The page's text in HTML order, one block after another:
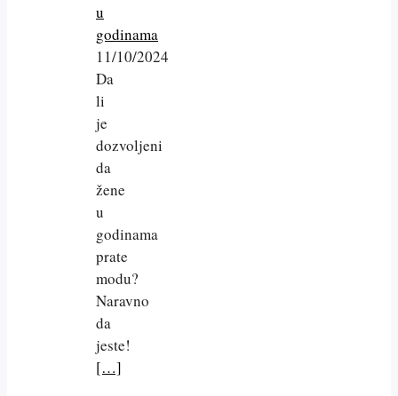
u
godinama
11/10/2024
Da
li
je
dozvoljeni
da
žene
u
godinama
prate
modu?
Naravno
da
jeste!
[…]